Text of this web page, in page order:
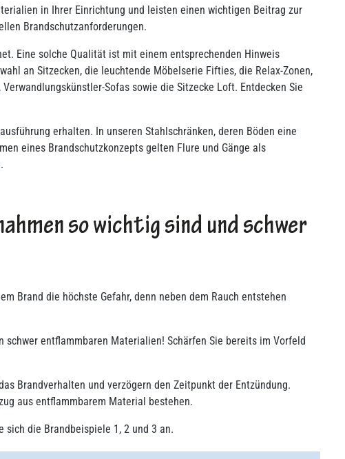
in Ihrer Einrichtung und leisten einen wichtigen Beitrag zur
Brandschutzanforderungen.
Eine solche Qualität ist mit einem entsprechenden Hinweis
an Sitzecken, die leuchtende Möbelserie Fifties, die Relax-Zonen,
Sofas sowie die Sitzecke Loft. Entdecken Sie
erhalten. In unseren Stahlschränken, deren Böden eine
eines Brandschutzkonzepts gelten Flure und Gänge als
so wichtig sind und schwer
Brand die höchste Gefahr, denn neben dem Rauch entstehen
schwer entflammbaren Materialien! Schärfen Sie bereits im Vorfeld
Brandverhalten und verzögern den Zeitpunkt der Entzündung.
aus entflammbarem Material bestehen.
die Brandbeispiele 1, 2 und 3 an.